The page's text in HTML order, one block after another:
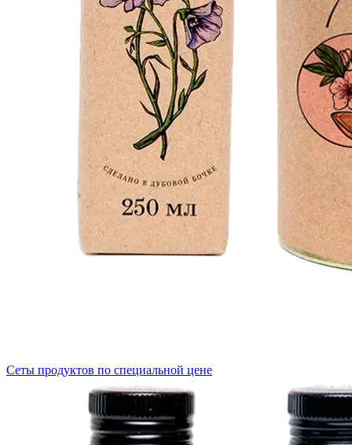
Сеты продуктов по специальной цене